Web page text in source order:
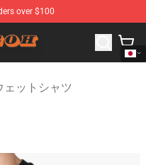
over $100
Merchandise Store
ェットシャツ